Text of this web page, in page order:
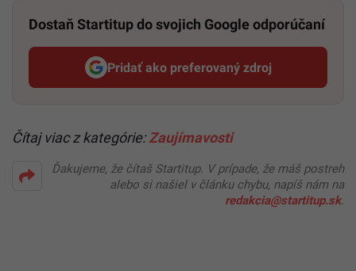
Dostaň Startitup do svojich Google odporúčaní
Pridať ako preferovaný zdroj
Startitup, odkaz sa otvorí v
Čítaj viac z kategórie:Zaujímavosti
Ďakujeme, že čítaš Startitup. V prípade, že máš postreh
alebo si našiel v článku chybu, napíš nám na
redakcia@startitup.sk.